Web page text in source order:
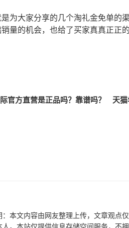
为大家分享的几个淘礼金免单的
量的机会，也给了买家真真正正的
官方直营是正品吗？靠谱吗？
天
：本文内容由网友整理上传，文章观点